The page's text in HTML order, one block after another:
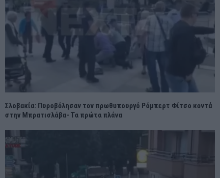
Σλοβακία: Πυροβόλησαν τον πρωθυπουργό Ρόμπερτ Φίτσο κοντά
στην Μπρατισλάβα- Τα πρώτα πλάνα